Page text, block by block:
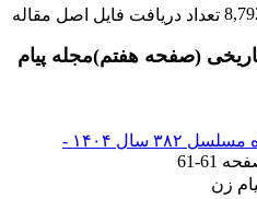
تعداد دریافت فایل اصل مقاله
(صفحه هفتم)مجله پیام
دوره 34، مجله پیام زن دی ماه مسلسل ۳۸۲ سال ۱۴۰۴ -
61-61
زن